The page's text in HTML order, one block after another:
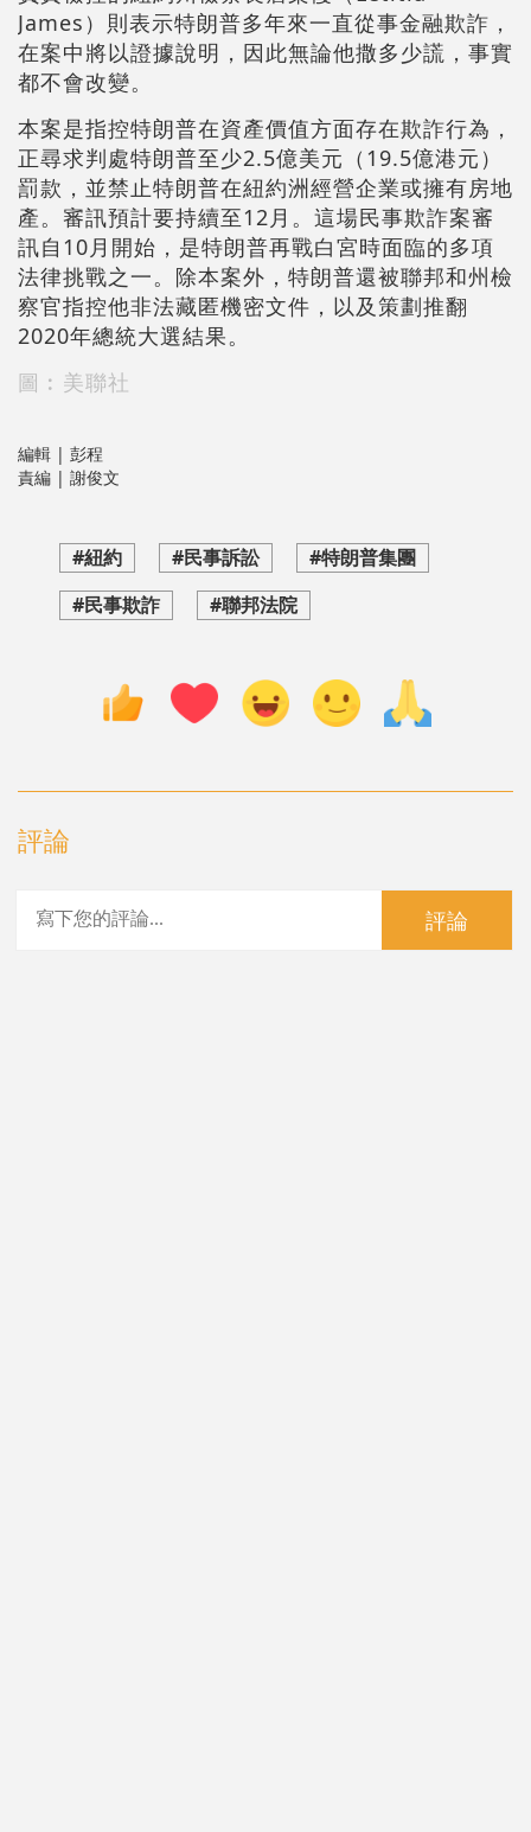
James）則表示特朗普多年來一直從事金融欺詐，
在案中將以證據說明，因此無論他撒多少謊，事實
都不會改變。
本案是指控特朗普在資產價值方面存在欺詐行為，
正尋求判處特朗普至少2.5億美元（19.5億港元）
罰款，並禁止特朗普在紐約洲經營企業或擁有房地
產。審訊預計要持續至12月。這場民事欺詐案審
訊自10月開始，是特朗普再戰白宮時面臨的多項
法律挑戰之一。除本案外，特朗普還被聯邦和州檢
察官指控他非法藏匿機密文件，以及策劃推翻
2020年總統大選結果。
圖︰美聯社
編輯 | 彭程
責編 | 謝俊文
#紐約 #民事訴訟
#特朗普集團
#民事欺詐
#聯邦法院
評論
評論